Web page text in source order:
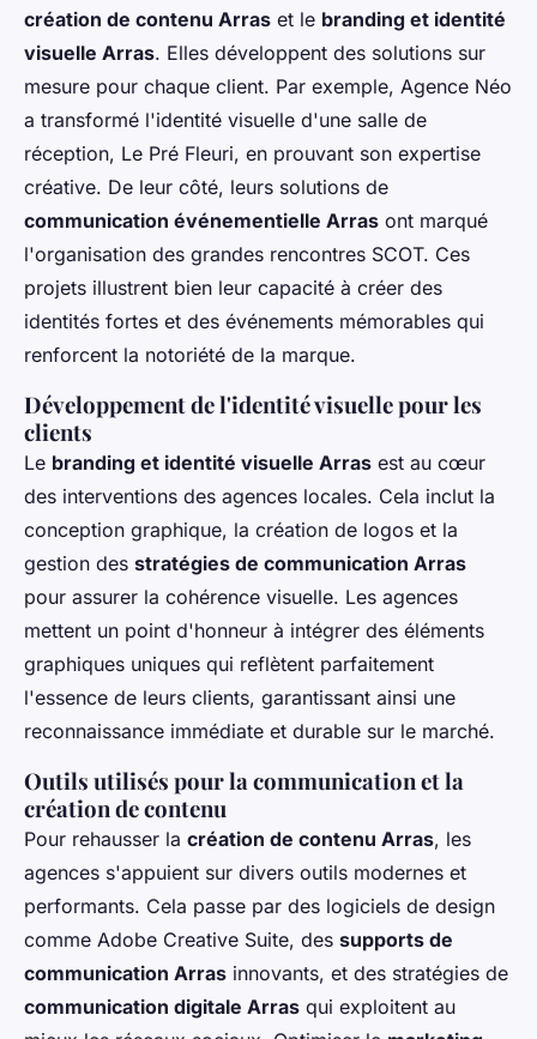
création de contenu Arras et le branding et identité
visuelle Arras. Elles développent des solutions sur
mesure pour chaque client. Par exemple, Agence Néo
a transformé l'identité visuelle d'une salle de
réception, Le Pré Fleuri, en prouvant son expertise
créative. De leur côté, leurs solutions de
communication événementielle Arras ont marqué
l'organisation des grandes rencontres SCOT. Ces
projets illustrent bien leur capacité à créer des
identités fortes et des événements mémorables qui
renforcent la notoriété de la marque.
Développement de l'identité visuelle pour les
clients
Le branding et identité visuelle Arras est au cœur
des interventions des agences locales. Cela inclut la
conception graphique, la création de logos et la
gestion des stratégies de communication Arras
pour assurer la cohérence visuelle. Les agences
mettent un point d'honneur à intégrer des éléments
graphiques uniques qui reflètent parfaitement
l'essence de leurs clients, garantissant ainsi une
reconnaissance immédiate et durable sur le marché.
Outils utilisés pour la communication et la
création de contenu
Pour rehausser la création de contenu Arras, les
agences s'appuient sur divers outils modernes et
performants. Cela passe par des logiciels de design
comme Adobe Creative Suite, des supports de
communication Arras innovants, et des stratégies de
communication digitale Arras qui exploitent au